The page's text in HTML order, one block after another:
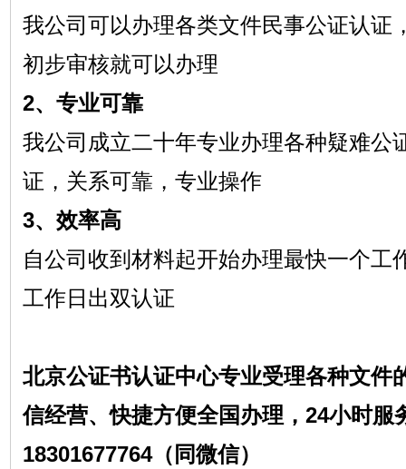
我公司可以办理各类文件民事公证认证
初步审核就可以办理
2、专业可靠
我公司成立二十年专业办理各种疑难公
证，关系可靠，专业操作
3、效率高
自公司收到材料起开始办理最快一个工
工作日出双认证
北京公证书认证中心专业受理各种文件
信经营、快捷方便全国办理，24小时服
18301677764（同微信）